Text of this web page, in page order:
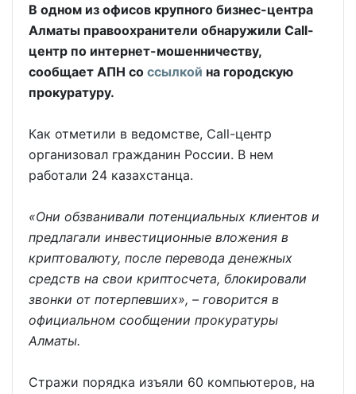
В одном из офисов крупного бизнес-центра
Алматы правоохранители обнаружили Call-
центр по интернет-мошенничеству,
сообщает АПН со ссылкой на городскую
прокуратуру.
Как отметили в ведомстве, Call-центр
организовал гражданин России. В нем
работали 24 казахстанца.
«Они обзванивали потенциальных клиентов и
предлагали инвестиционные вложения в
криптовалюту, после перевода денежных
средств на свои криптосчета, блокировали
звонки от потерпевших», – говорится в
официальном сообщении прокуратуры
Алматы.
Стражи порядка изъяли 60 компьютеров, на